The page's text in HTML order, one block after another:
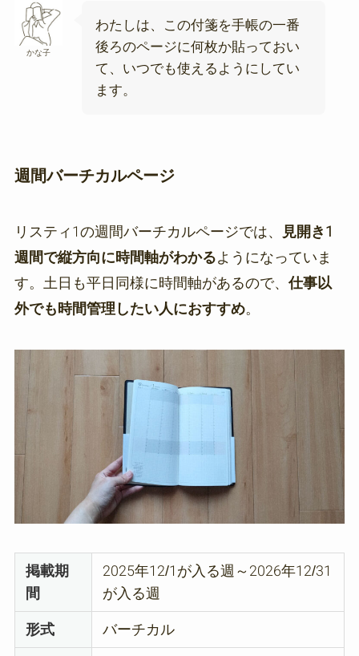
かな子
わたしは、この付箋を手帳の一番
後ろのページに何枚か貼っておい
て、いつでも使えるようにしてい
ます。
週間バーチカルページ
リスティ1の週間バーチカルページでは、
見開き1
週間で縦方向に時間軸がわかるようになっていま
す。土日も平日同様に時間軸があるので、仕事以
外でも時間管理したい人におすすめ。
掲載期
間
2025年12/1が入る週～2026年12/31
が入る週
形式 バーチカル